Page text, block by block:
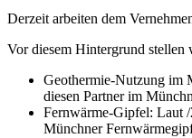
Derzeit arbeiten dem
Vor diesem Hintergrund stellen
Geothermie-Nutzung im
diesen Partner im
Fernwärme-Gipfel: Laut
Münchner